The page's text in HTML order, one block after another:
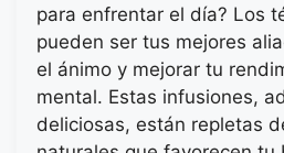
para enfrentar el día? Los
pueden ser tus mejores
el ánimo y mejorar tu
mental. Estas infusiones,
deliciosas, están repletas